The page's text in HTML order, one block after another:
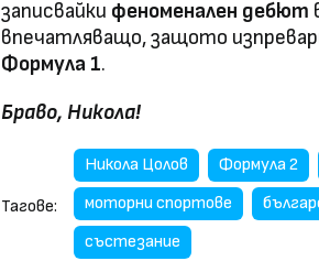
записвайки феноменален дебют
впечатляващо, защото
Формула 1.
Браво, Никола!
Тагове:
Никола Цолов Формула 2
моторни спортове
състезание